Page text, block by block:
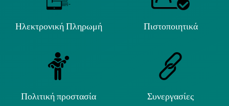
Ηλεκτρονική Πληρωμή Πιστοποιητικά
Πολιτική προστασία Συνεργασίες